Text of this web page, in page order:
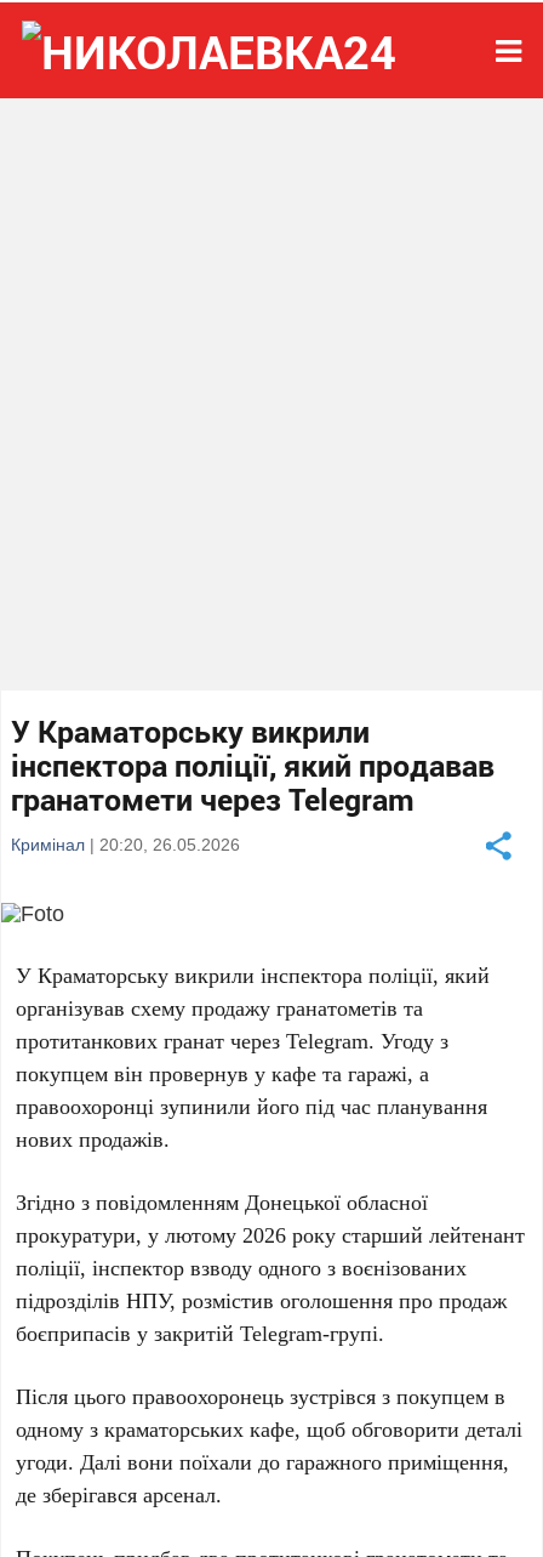
У Краматорську викрили
інспектора поліції, який продавав
гранатомети через Telegram
Кримінал | 20:20, 26.05.2026
УКраматорську викрилиінспектора поліції, який
організував схему продажу гранатометів та
протитанкових гранат через Telegram. Угоду з
покупцем він провернув у кафе та гаражі, а
правоохоронці зупинили його під час планування
нових продажів.
Згідно з повідомленнямДонецької обласної
прокуратури, улютому 2026 року старший лейтенант
поліції, інспектор взводу одного з воєнізованих
підрозділів НПУ, розмістив оголошення про продаж
боєприпасів у закритій Telegram-групі.
Після цього правоохоронець зустрівся з покупцем в
одному зкраматорських кафе, щоб обговорити деталі
угоди. Далі вони поїхали до гаражного приміщення,
де зберігався арсенал.